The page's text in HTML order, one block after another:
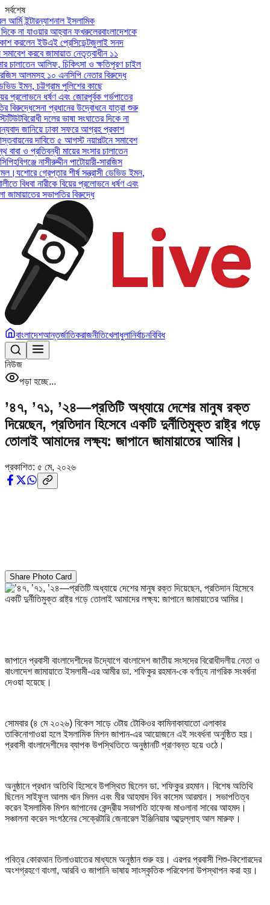
সর্বশেষ
ইন্টারন্যাশনাল ইসলামিক
না যাওয়ার আহ্বান ফখরুলেরবাংলাদেশকে
করলেন ইউএই প্রেসিডেন্টজুলাই সনদ
করবে জামায়াত নেতৃত্বাধীন ১১
আলিফ, চিকিৎসা ও ক্ষতিপূরণ চাইল
আলমসহ ১০ এনসিপি নেতার বিরুদ্ধে
ইমন, চট্টগ্রাম পুলিশের কাছে
প্রলোভনে ধর্ষণ এবং জোরপূর্বক গর্ভপাতের
সেনা প্রধানের উদ্বোধনে যাত্রা শুরু
বিরোধী দলের ভাষা সংঘাতের দিকে না
জানিয়ে ঢাকা সফরে আগ্রহ প্রকাশ
দাবিতে ৫ আগস্ট নয়াপল্টনে সমাবেশ
ও প্রতিবন্ধী মায়ের সংসার চালাতেন
হবিগঞ্জে নাসীরুদ্দীন পাটোয়ারী-সারজিস
যশোরে গ্রেপ্তার শীর্ষ সন্ত্রাসী ডেভিড ইমন,
বিধবা নারীকে বিয়ের প্রলোভনে ধর্ষণ এবং
সভাপতির বিরুদ্ধে
বাংলাদেশআন্তর্জাতিকরাজনীতিখেলাধুলানির্বাচনবিবিধ
নিউজ
পড়া হচ্ছে...
’৪৭, ’৭১, ’২৪—প্রতিটি অধ্যায়ে দেশের মানুষ রক্ত
দিয়েছেন, প্রতিদান হিসেবে একটি দুর্নীতিমুক্ত রাষ্ট্র গড়ে
তোলাই আমাদের লক্ষ্য: জাপানে জামায়াতের আমির।
প্রকাশিত: ৫ মে, ২০২৬
Share Photo Card
জাপানে প্রবাসী বাংলাদেশীদের উদ্যোগে বাংলাদেশ জাতীয় সংসদের বিরোধীদলীয় নেতা ও
বাংলাদেশ জামায়াতে ইসলামী-এর আমীর ডা. শফিকুর রহমান-কে বর্ণাঢ্য নাগরিক সংবর্ধনা
দেওয়া হয়েছে।
সোমবার (৪ মে ২০২৬) বিকেল সাড়ে ৩টায় টোকিওর কামিনাকাযাতো এলাকার
তাকিনোগাওয়া হলে ইসলামিক মিশন জাপান-এর আয়োজনে এই সংবর্ধনা অনুষ্ঠিত হয়।
প্রবাসী বাংলাদেশীদের ব্যাপক উপস্থিতিতে অনুষ্ঠানটি প্রাণবন্ত হয়ে ওঠে।
অনুষ্ঠানে প্রধান অতিথি হিসেবে উপস্থিত ছিলেন ডা. শফিকুর রহমান। বিশেষ অতিথি
ছিলেন সাইফুল আলম খান মিলন এবং মীর আহমাদ বিন কাসেম আরমান। সভাপতিত্ব
করেন ইসলামিক মিশন জাপানের কেন্দ্রীয় সভাপতি হাফেজ মাওলানা সাবের আহমদ।
সঞ্চালনা করেন সংগঠনের সেক্রেটারি জেনারেল ইঞ্জিনিয়ার আব্দুল্লাহ আল মারুফ।
পবিত্র কোরআন তিলাওয়াতের মাধ্যমে অনুষ্ঠান শুরু হয়। এরপর প্রবাসী শিশু-কিশোরদের
অংশগ্রহণে বাংলা, আরবি ও জাপানি ভাষায় সাংস্কৃতিক পরিবেশনা উপস্থাপন করা হয়।